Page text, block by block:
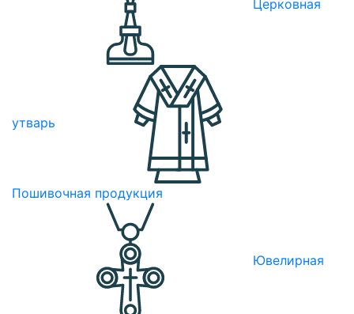
Церковная
утварь
Пошивочная продукция
Ювелирная